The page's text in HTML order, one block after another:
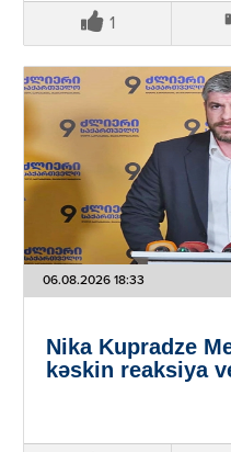
1
06.08.2026 18:33
Nika Kupradze
kəskin reaksiya